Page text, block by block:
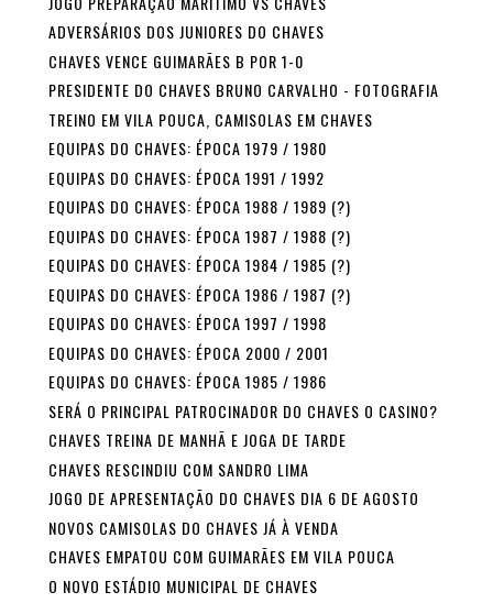
ADVERSÁRIOS DOS JUNIORES DO CHAVES
CHAVES VENCE GUIMARÃES B POR 1-0
PRESIDENTE DO CHAVES BRUNO CARVALHO - FOTOGRAFIA
TREINO EM VILA POUCA, CAMISOLAS EM CHAVES
EQUIPAS DO CHAVES: ÉPOCA 1979 / 1980
EQUIPAS DO CHAVES: ÉPOCA 1991 / 1992
EQUIPAS DO CHAVES: ÉPOCA 1988 / 1989 (?)
EQUIPAS DO CHAVES: ÉPOCA 1987 / 1988 (?)
EQUIPAS DO CHAVES: ÉPOCA 1984 / 1985 (?)
EQUIPAS DO CHAVES: ÉPOCA 1986 / 1987 (?)
EQUIPAS DO CHAVES: ÉPOCA 1997 / 1998
EQUIPAS DO CHAVES: ÉPOCA 2000 / 2001
EQUIPAS DO CHAVES: ÉPOCA 1985 / 1986
SERÁ O PRINCIPAL PATROCINADOR DO CHAVES O CASINO?
CHAVES TREINA DE MANHÃ E JOGA DE TARDE
CHAVES RESCINDIU COM SANDRO LIMA
JOGO DE APRESENTAÇÃO DO CHAVES DIA 6 DE AGOSTO
NOVOS CAMISOLAS DO CHAVES JÁ À VENDA
CHAVES EMPATOU COM GUIMARÃES EM VILA POUCA
O NOVO ESTÁDIO MUNICIPAL DE CHAVES